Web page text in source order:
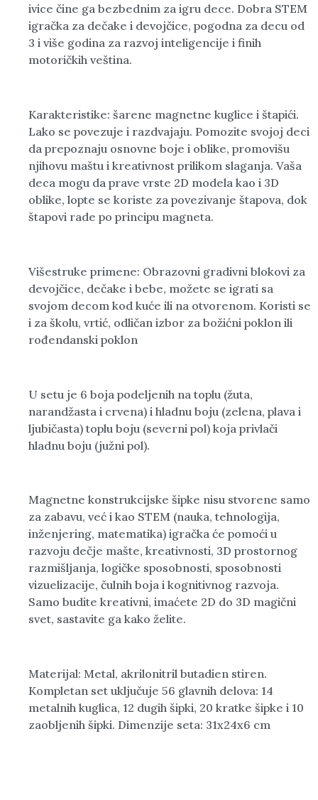
ivice čine ga bezbednim za igru dece. Dobra STEM
igračka za dečake i devojčice, pogodna za decu od
3 i više godina za razvoj inteligencije i finih
motoričkih veština.
Karakteristike: šarene magnetne kuglice i štapići.
Lako se povezuje i razdvajaju. Pomozite svojoj deci
da prepoznaju osnovne boje i oblike, promovišu
njihovu maštu i kreativnost prilikom slaganja. Vaša
deca mogu da prave vrste 2D modela kao i 3D
oblike, lopte se koriste za povezivanje štapova, dok
štapovi rade po principu magneta.
Višestruke primene: Obrazovni gradivni blokovi za
devojčice, dečake i bebe, možete se igrati sa
svojom decom kod kuće ili na otvorenom. Koristi se
i za školu, vrtić, odličan izbor za božićni poklon ili
rođendanski poklon
U setu je 6 boja podeljenih na toplu (žuta,
narandžasta i crvena) i hladnu boju (zelena, plava i
ljubičasta) toplu boju (severni pol) koja privlači
hladnu boju (južni pol).
Magnetne konstrukcijske šipke nisu stvorene samo
za zabavu, već i kao STEM (nauka, tehnologija,
inženjering, matematika) igračka će pomoći u
razvoju dečje mašte, kreativnosti, 3D prostornog
razmišljanja, logičke sposobnosti, sposobnosti
vizuelizacije, čulnih boja i kognitivnog razvoja.
Samo budite kreativni, imaćete 2D do 3D magični
svet, sastavite ga kako želite.
Materijal: Metal, akrilonitril butadien stiren.
Kompletan set uključuje 56 glavnih delova: 14
metalnih kuglica, 12 dugih šipki, 20 kratke šipke i 10
zaobljenih šipki. Dimenzije seta: 31x24x6 cm